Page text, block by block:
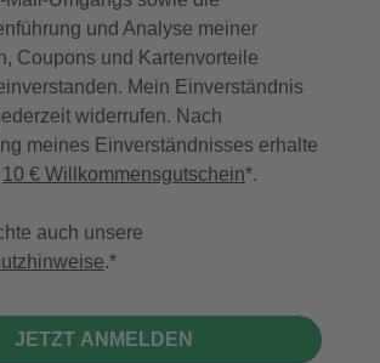
und Analyse meiner
Coupons und Kartenvorteile
Mein Einverständnis
widerrufen. Nach
meines Einverständnisses erhalte
10 € Willkommensgutschein*.
auch unsere
.
JETZT ANMELDEN